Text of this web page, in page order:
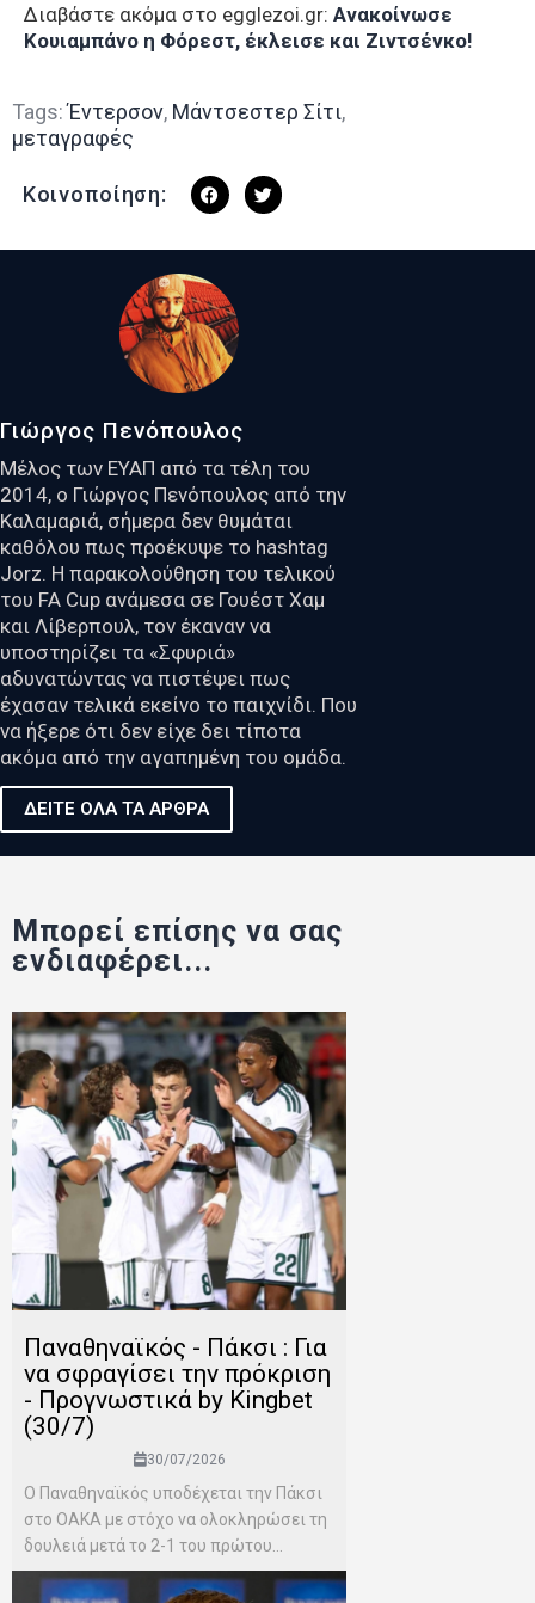
Διαβάστε ακόμα στο egglezoi.gr: Ανακοίνωσε
Κουιαμπάνο η Φόρεστ, έκλεισε και Ζιντσένκο!
Tags: Έντερσον, Μάντσεστερ Σίτι,
μεταγραφές
Κοινοποίηση:
Γιώργος Πενόπουλος
Μέλος των ΕΥΑΠ από τα τέλη του
2014, ο Γιώργος Πενόπουλος από την
Καλαμαριά, σήμερα δεν θυμάται
καθόλου πως προέκυψε το hashtag
Jorz. Η παρακολούθηση του τελικού
του FA Cup ανάμεσα σε Γουέστ Χαμ
και Λίβερπουλ, τον έκαναν να
υποστηρίζει τα «Σφυριά»
αδυνατώντας να πιστέψει πως
έχασαν τελικά εκείνο το παιχνίδι. Που
να ήξερε ότι δεν είχε δει τίποτα
ακόμα από την αγαπημένη του ομάδα.
ΔΕΙΤΕ ΟΛΑ ΤΑ ΑΡΘΡΑ
Μπορεί επίσης να σας
ενδιαφέρει...
Παναθηναϊκός - Πάκσι : Για
να σφραγίσει την πρόκριση
- Προγνωστικά by Kingbet
(30/7)
30/07/2026
Ο Παναθηναϊκός υποδέχεται την Πάκσι
στο ΟΑΚΑ με στόχο να ολοκληρώσει τη
δουλειά μετά το 2-1 του πρώτου...